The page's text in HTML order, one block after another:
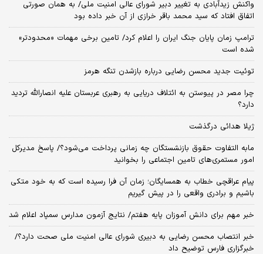
واکنش زیدآبادی به تغییر دبیر شورای عالی امنیت ملی/ به همان صورتی
اتفاق افتاد که سید محمد باقر خرازی از آن خبر داده بود
ترامپ زمان پایان جنگ ایران را اعلام کرد/ تامین برخی مهمات «محدودتر»
شده است
توئیت جدید محسن رضایی درباره بازشدن تنگه هرمز
چرا مصر در پیوستن به ائتلاف دریایی به رهبری عربستان علیه انصارالله تردید
دارد؟
ژیلا هدائی درگذشت
مابه التفاوت حقوق بازنشستگان چه زمانی پرداخت می‌شود؟/ پاسخ مدیرکل
امور مستمری‌های تامین اجتماعی را بخوانید
پیام عراقچی خطاب به همسایگان؛ زمان آن فرا رسیده است که به خود متکی
باشیم و برادری واقعی را در پیش گیریم
خبر مهم برای دانش آموزان پایه هفتم/ نتایج آزمون مدارس سمپاد اعلام شد
خبر انتصاب محسن رضایی به دبیری شورای عالی امنیت ملی صحت دارد؟/
خبرگزاری فارس توضیح داد